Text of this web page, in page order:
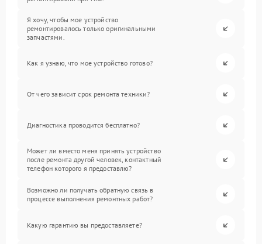
Я хочу, чтобы мое устройство
ремонтировалось только оригинальными
запчастями.
Как я узнаю, что мое устройство готово?
От чего зависит срок ремонта техники?
Диагностика проводится бесплатно?
Может ли вместо меня принять устройство
после ремонта другой человек, контактный
телефон которого я предоставлю?
Возможно ли получать обратную связь в
процессе выполнения ремонтных работ?
Какую гарантию вы предоставляете?